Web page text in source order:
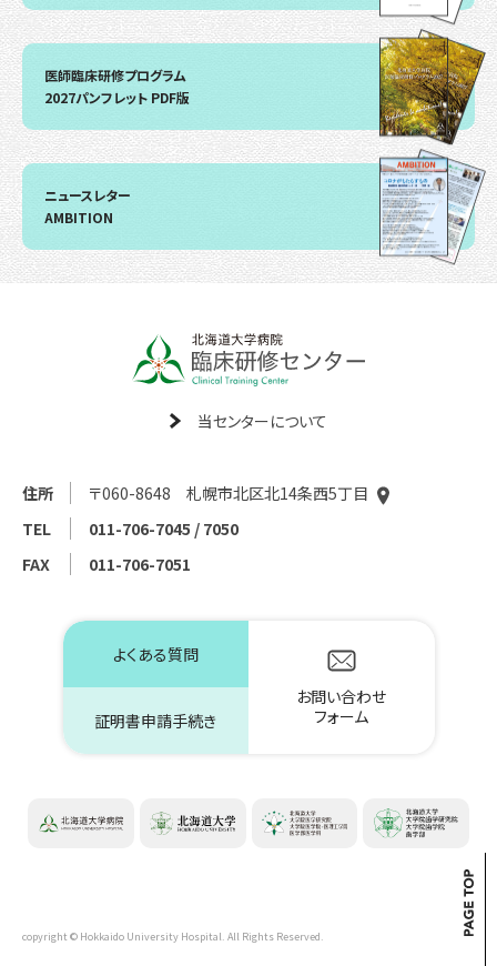
医師臨床研修プログラム
2027パンフレット PDF版
ニュースレター
AMBITION
当センターについて
住所
〒060-8648 札幌市北区北14条西5丁目
TEL
011-706-7045 / 7050
FAX
011-706-7051
よくある質問
証明書申請手続き
お問い合わせ
フォーム
copyright © Hokkaido University Hospital. All Rights Reserved.